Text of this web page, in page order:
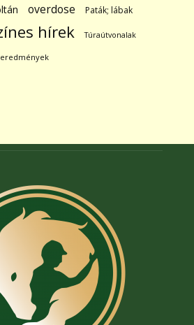
overdose Paták; lábak
hírek Túraútvonalak